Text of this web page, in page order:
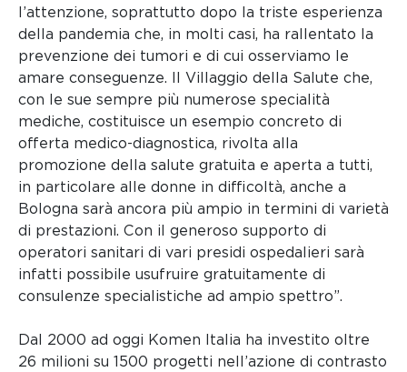
l’attenzione, soprattutto dopo la triste esperienza
della pandemia che, in molti casi, ha rallentato la
prevenzione dei tumori e di cui osserviamo le
amare conseguenze. Il Villaggio della Salute che,
con le sue sempre più numerose specialità
mediche, costituisce un esempio concreto di
offerta medico-diagnostica, rivolta alla
promozione della salute gratuita e aperta a tutti,
in particolare alle donne in difficoltà, anche a
Bologna sarà ancora più ampio in termini di varietà
di prestazioni. Con il generoso supporto di
operatori sanitari di vari presidi ospedalieri sarà
infatti possibile usufruire gratuitamente di
consulenze specialistiche ad ampio spettro”.
Dal 2000 ad oggi Komen Italia ha investito oltre
26 milioni su 1500 progetti nell’azione di contrasto